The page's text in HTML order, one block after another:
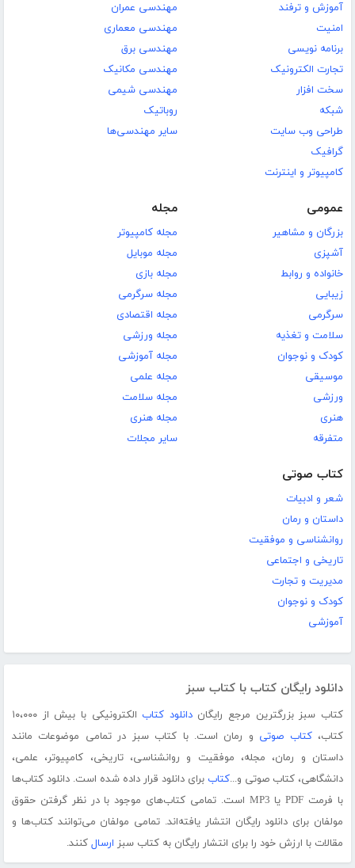
آموزش و ترفند
امنیت
برنامه نویسی
تجارت الکترونیک
سخت افزار
شبکه
طراحی وب سایت
گرافیک
کامپیوتر و اینترنت
مهندسی عمران
مهندسی معماری
مهندسی برق
مهندسی مکانیک
مهندسی شیمی
روباتیک
سایر مهندسی‌ها
عمومی
بزرگان و مشاهیر
آشپزی
خانواده و روابط
زیبایی
سرگرمی
سلامت و تغذیه
کودک و نوجوان
موسیقی
ورزشی
هنری
متفرقه
مجله
مجله کامپیوتر
مجله موبایل
مجله بازی
مجله سرگرمی
مجله اقتصادی
مجله ورزشی
مجله آموزشی
مجله علمی
مجله سلامت
مجله هنری
سایر مجلات
کتاب صوتی
شعر و ادبیات
داستان و رمان
روانشناسی و موفقیت
تاریخی و اجتماعی
مدیریت و تجارت
کودک و نوجوان
آموزشی
دانلود رایگان کتاب با کتاب سبز
کتاب سبز بزرگترین مرجع رایگاندانلود کتاب
الکترونیکی با بیش از ۱۰،۰۰۰
کتاب،کتاب صوتی و رمان است. با کتاب سبز در تمامی موضوعات مانند
داستان و رمان، مجله، موفقیت و روانشناسی، تاریخی، کامپیوتر، علمی،
دانشگاهی، کتاب صوتی و...کتاب برای دانلود قرار داده شده است. دانلود کتاب‌ها
با فرمت PDF یا MP3 است. تمامی کتاب‌های موجود با در نظر گرفتن حقوق
مولفان برای دانلود رایگان انتشار یافته‌اند. تمامی مولفان می‌توانند کتاب‌ها و
مقالات با ارزش خود را برای انتشار رایگان به کتاب سبز ارسال کنند.